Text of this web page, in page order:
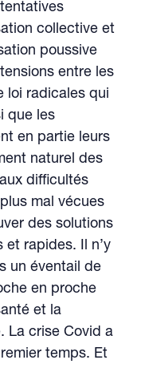
collective et
poussive
entre les
loi radicales qui
que les
en partie leurs
naturel des
difficultés
mal vécues
des solutions
et rapides. Il n’y
un éventail de
en proche
et la
La crise Covid a
temps. Et